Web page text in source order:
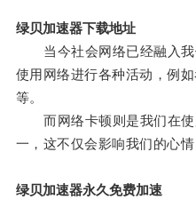
绿贝加速器下载地址
当今社会网络已经融入我
使用网络进行各种活动，例
等。
而网络卡顿则是我们在使
一，这不仅会影响我们的心
绿贝加速器永久免费加速